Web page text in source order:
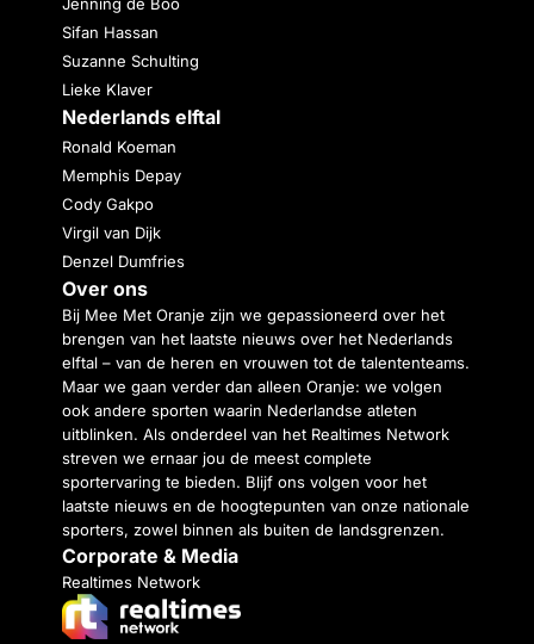
Sifan Hassan
Suzanne Schulting
Lieke Klaver
Nederlands elftal
Ronald Koeman
Memphis Depay
Cody Gakpo
Virgil van Dijk
Denzel Dumfries
Over ons
Bij Mee Met Oranje zijn we gepassioneerd over het
brengen van het laatste nieuws over het Nederlands
elftal – van de heren en vrouwen tot de talententeams.
Maar we gaan verder dan alleen Oranje: we volgen
ook andere sporten waarin Nederlandse atleten
uitblinken. Als onderdeel van het Realtimes Network
streven we ernaar jou de meest complete
sportervaring te bieden. Blijf ons volgen voor het
laatste nieuws en de hoogtepunten van onze nationale
sporters, zowel binnen als buiten de landsgrenzen.
Corporate & Media
Realtimes Network